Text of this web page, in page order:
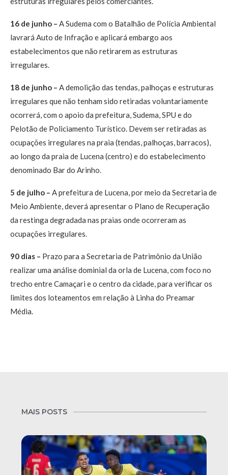
16 de junho – A Sudema com o Batalhão de Polícia Ambiental
lavrará Auto de Infração e aplicará embargo aos
estabelecimentos que não retirarem as estruturas
irregulares.
18 de junho – A demolição das tendas, palhoças e estruturas
irregulares que não tenham sido retiradas voluntariamente
ocorrerá, com o apoio da prefeitura, Sudema, SPU e do
Pelotão de Policiamento Turístico. Devem ser retiradas as
ocupações irregulares na praia (tendas, palhoças, barracos),
ao longo da praia de Lucena (centro) e do estabelecimento
denominado Bar do Arinho.
5 de julho – A prefeitura de Lucena, por meio da Secretaria de
Meio Ambiente, deverá apresentar o Plano de Recuperação
da restinga degradada nas praias onde ocorreram as
ocupações irregulares.
90 dias – Prazo para a Secretaria de Patrimônio da União
realizar uma análise dominial da orla de Lucena, com foco no
trecho entre Camaçari e o centro da cidade, para verificar os
limites dos loteamentos em relação à Linha do Preamar
Média.
MAIS POSTS